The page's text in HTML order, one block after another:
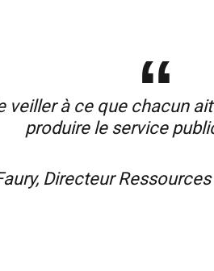
veiller à ce que chacun
produire le service
Directeur